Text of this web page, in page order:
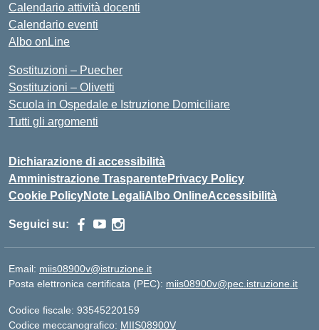
Calendario attività docenti
Calendario eventi
Albo onLine
Sostituzioni – Puecher
Sostituzioni – Olivetti
Scuola in Ospedale e Istruzione Domiciliare
Tutti gli argomenti
Dichiarazione di accessibilità
Amministrazione TrasparentePrivacy Policy
Cookie PolicyNote LegaliAlbo OnlineAccessibilità
Seguici su:
Email: miis08900v@istruzione.it
Posta elettronica certificata (PEC): miis08900v@pec.istruzione.it
Codice fiscale: 93545220159
Codice meccanografico: MIIS08900V